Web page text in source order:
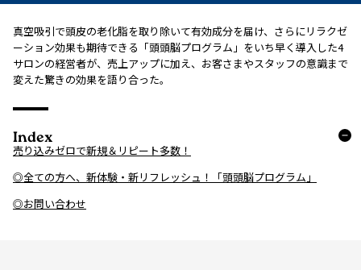
真空吸引で頭皮の老化脂を取り除いて有効成分を届け、さらにリラクゼ
ーション効果も期待できる「頭頭脳プログラム」をいち早く導入した4
サロンの経営者が、売上アップに加え、お客さまやスタッフの意識まで
変えた驚きの効果を語り合った。
Index
売り込みゼロで新規＆リピート多数！
◎全ての方へ、新体験・新リフレッシュ！「頭頭脳プログラム」
◎お問い合わせ